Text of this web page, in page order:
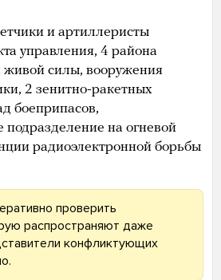
и артиллеристы
управления, 4 района
живой силы, вооружения
2 зенитно-ракетных
боеприпасов,
подразделение на огневой
радиоэлектронной борьбы
проверить
распространяют даже
конфликтующих